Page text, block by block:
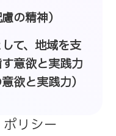
の精神）
て、地域を支
意欲と実践力
欲と実践力）
リシー